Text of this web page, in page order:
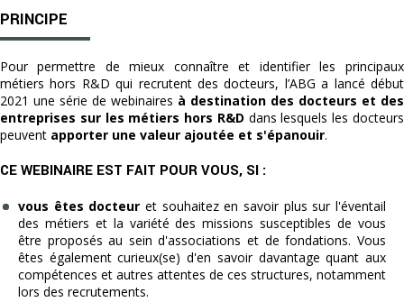
PRINCIPE
Pour permettre de mieux connaître et identifier les principaux
métiers hors R&D qui recrutent des docteurs, l’ABG a lancé début
2021 une série de webinaires à destination des docteurs et des
entreprises sur les métiers hors R&D dans lesquels les docteurs
peuvent apporter une valeur ajoutée et s'épanouir.
CE WEBINAIRE EST FAIT POUR VOUS, SI :
vous êtes docteur et souhaitez en savoir plus sur l'éventail
des métiers et la variété des missions susceptibles de vous
être proposés au sein d'associations et de fondations. Vous
êtes également curieux(se) d'en savoir davantage quant aux
compétences et autres attentes de ces structures, notamment
lors des recrutements.